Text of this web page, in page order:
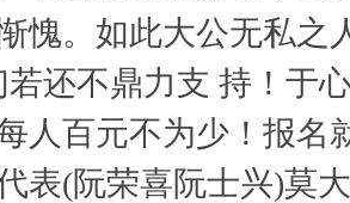
愧。如此大公无私之
若还不鼎力支 持！于
人百元不为少！报名
表(阮荣喜阮士兴)莫